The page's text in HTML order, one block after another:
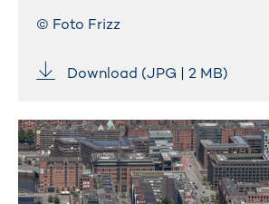
© Foto Frizz
Download (JPG | 2 MB)